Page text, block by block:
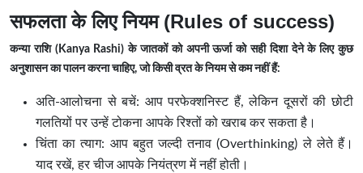
सफलता के लिए नियम (Rules of success)
कन्या राशि (Kanya Rashi) के जातकों को अपनी ऊर्जा को सही दिशा देने के लिए कुछ
अनुशासन का पालन करना चाहिए, जो किसी व्रत के नियम से कम नहीं हैं:
अति-आलोचना से बचें: आप परफेक्शनिस्ट हैं, लेकिन दूसरों की छोटी
गलतियों पर उन्हें टोकना आपके रिश्तों को खराब कर सकता है।
चिंता का त्याग: आप बहुत जल्दी तनाव (Overthinking) ले लेते हैं।
याद रखें, हर चीज आपके नियंत्रण में नहीं होती।